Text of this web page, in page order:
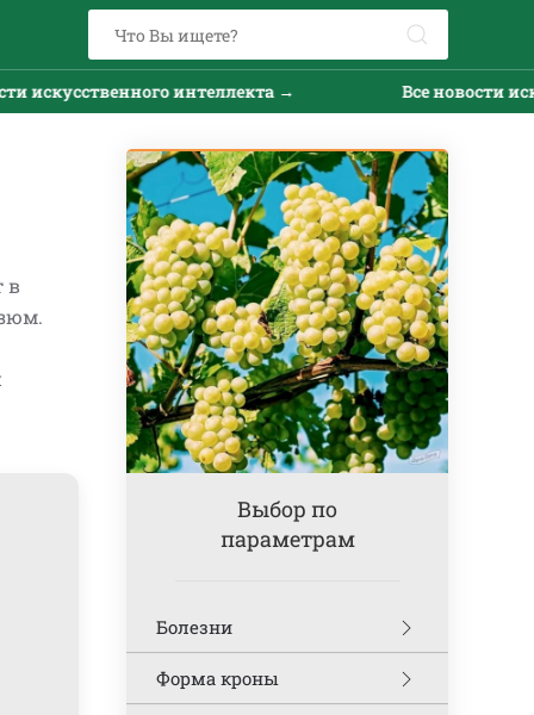
интеллекта → Все новости
в
Выбор по
параметрам
Болезни
Форма кроны